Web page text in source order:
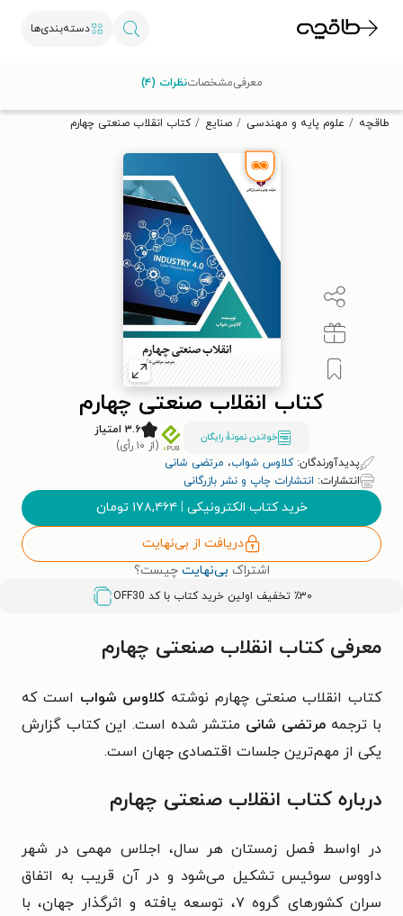
دسته‌بندی‌ها
تخفیف از طاقچه دریافت کن.
طاقچه علوم پایه و مهندسی صنایع کتاب انقلاب صنعتی چهارم
کتاب انقلاب صنعتی چهارم
خواندن نمونۀ رایگان
۳.۶ امتیاز
(از ۱۰ رأی)
پدیدآورندگان:کلاوس شواب، مرتضی شانی
انتشارات: انتشارات چاپ و نشر بازرگانی
خرید کتاب الکترونیکی | ۱۷۸,۴۶۴ تومان
دریافت از بی‌نهایت
اشتراک بی‌نهایت چیست؟
٪۳۰ تخفیف اولین خرید کتاب با کد OFF30
معرفیمشخصاتنظرات (۴)
معرفی کتاب انقلاب صنعتی چهارم
کتاب انقلاب صنعتی چهارم نوشته کلاوس شواب است که
با ترجمه مرتضی شانی منتشر شده است. این کتاب گزارش
یکی از مهم‌ترین جلسات اقتصادی جهان است.
درباره کتاب انقلاب صنعتی چهارم
در اواسط فصل زمستان هر سال، اجلاس مهمی در شهر
داووس سوئیس تشکیل می‌شود و در آن قریب به اتفاق
سران کشورهای گروه ۷، توسعه یافته و اثرگذار جهان، با